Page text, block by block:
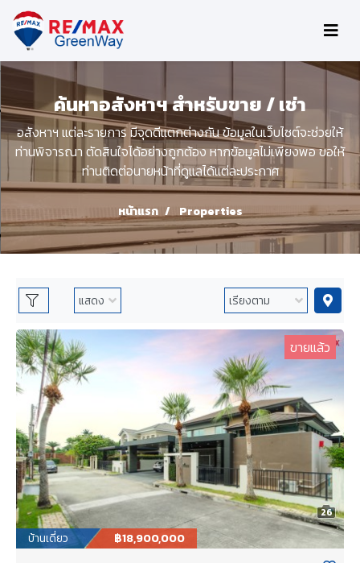
ค้นหาอสังหาฯ สำหรับขาย / เช่า
อสังหาฯ แต่ละรายการ มีจุดดีแตกต่างกัน ข้อมูลในเว็บไซต์จะช่วยให้
ท่านพิจารณา ตัดสินใจได้อย่างถูกต้อง หากข้อมูลไม่เพียงพอ ขอให้
ท่านติดต่อนายหน้าที่ดูแลได้แต่ละประกาศ
หน้าแรก Properties
26
ขายแล้ว
บ้านเดี่ยว ฿18,900,000